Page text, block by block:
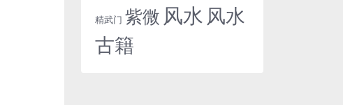
精武门 紫微 风水 风水
古籍